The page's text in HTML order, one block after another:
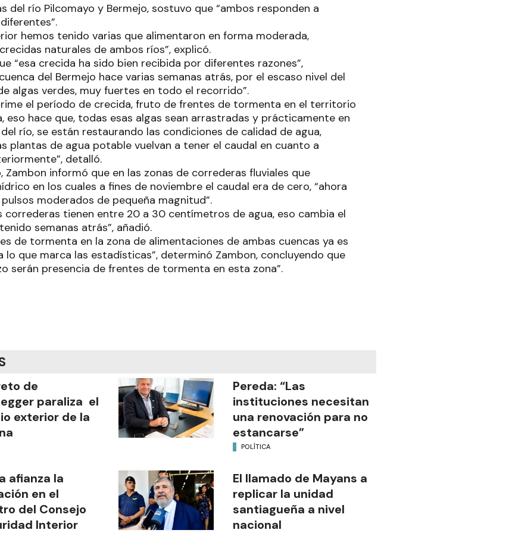
del río Pilcomayo y Bermejo, sostuvo que “ambos responden a
hemos tenido varias que alimentaron en forma moderada,
naturales de ambos ríos”, explicó.
“esa crecida ha sido bien recibida por diferentes razones”,
del Bermejo hace varias semanas atrás, por el escaso nivel del
algas verdes, muy fuertes en todo el recorrido”.
el período de crecida, fruto de frentes de tormenta en el territorio
eso hace que, todas esas algas sean arrastradas y prácticamente en
río, se están restaurando las condiciones de calidad de agua,
plantas de agua potable vuelvan a tener el caudal en cuanto a
detalló.
Zambon informó que en las zonas de correderas fluviales que
en los cuales a fines de noviembre el caudal era de cero, “ahora
moderados de pequeña magnitud”.
correderas tienen entre 20 a 30 centímetros de agua, eso cambia el
semanas atrás”, añadió.
de tormenta en la zona de alimentaciones de ambas cuencas ya es
que marca las estadísticas”, determinó Zambon, concluyendo que
serán presencia de frentes de tormenta en esta zona”.
de
paraliza el
exterior de la
Pereda: “Las
instituciones necesitan
una renovación para no
estancarse”
POLÍTICA
afianza la
en el
del Consejo
Interior
El llamado de Mayans a
replicar la unidad
santiagueña a nivel
nacional